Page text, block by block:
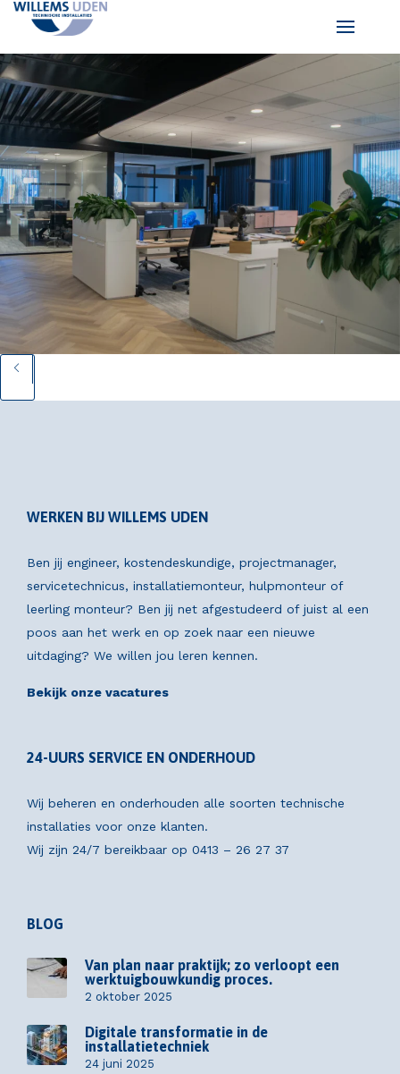
WERKEN BIJ WILLEMS UDEN
Ben jij engineer, kostendeskundige, projectmanager,
servicetechnicus, installatiemonteur, hulpmonteur of
leerling monteur? Ben jij net afgestudeerd of juist al een
poos aan het werk en op zoek naar een nieuwe
uitdaging? We willen jou leren kennen.
Bekijk onze vacatures
24-UURS SERVICE EN ONDERHOUD
Wij beheren en onderhouden alle soorten technische
installaties voor onze klanten.
Wij zijn 24/7 bereikbaar op 0413 – 26 27 37
BLOG
Van plan naar praktijk; zo verloopt een
werktuigbouwkundig proces.
2 oktober 2025
Digitale transformatie in de
installatietechniek
24 juni 2025